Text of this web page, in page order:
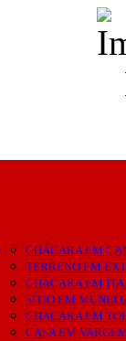
CHÁCARA EM
TERRENO EM
CHÁCARA EM
SÍTIO EM
CHÁCARA EM
CASA EM